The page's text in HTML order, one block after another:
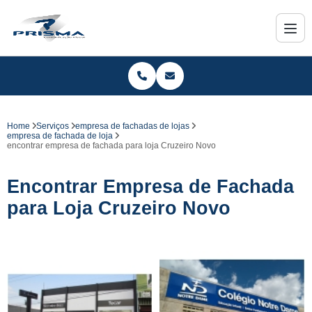
Home Serviços
empresa de fachadas de lojas
empresa de fachada de loja
encontrar empresa de fachada para loja Cruzeiro Novo
Encontrar Empresa de Fachada
para Loja Cruzeiro Novo